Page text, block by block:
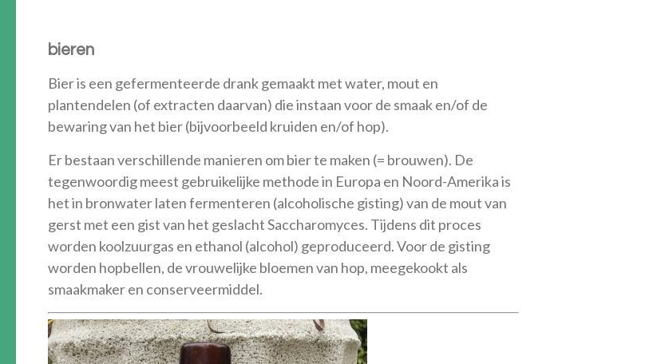
bieren
Bier is een gefermenteerde drank gemaakt met water, mout en
plantendelen (of extracten daarvan) die instaan voor de smaak en/of de
bewaring van het bier (bijvoorbeeld kruiden en/of hop).
Er bestaan verschillende manieren om bier te maken (= brouwen). De
tegenwoordig meest gebruikelijke methode in Europa en Noord-Amerika is
het in bronwater laten fermenteren (alcoholische gisting) van de mout van
gerst met een gist van het geslacht Saccharomyces. Tijdens dit proces
worden koolzuurgas en ethanol (alcohol) geproduceerd. Voor de gisting
worden hopbellen, de vrouwelijke bloemen van hop, meegekookt als
smaakmaker en conserveermiddel.